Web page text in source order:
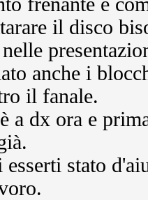
il disco
anche i
il fanale.
a dx ora e
esserti stato